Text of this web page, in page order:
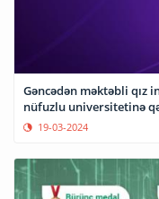
Gəncədən məktəbli qız
nüfuzlu universitetinə
19-03-2024